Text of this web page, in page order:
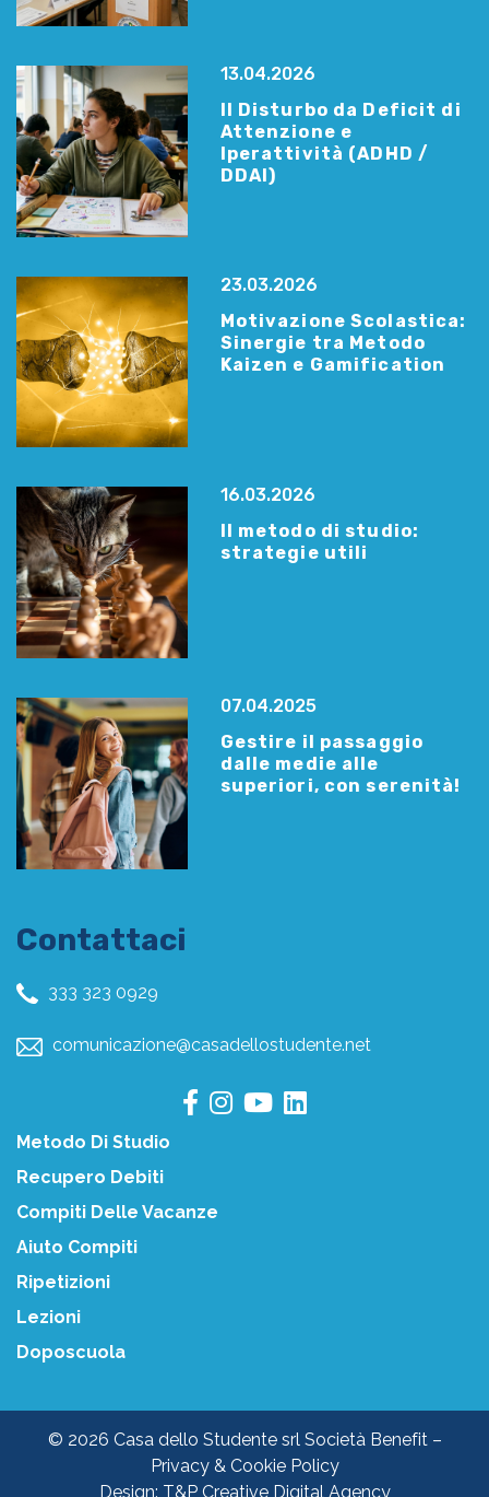
13.04.2026
Il Disturbo da Deficit di
Attenzione e
Iperattività (ADHD /
DDAI)
23.03.2026
Motivazione Scolastica:
Sinergie tra Metodo
Kaizen e Gamification
16.03.2026
Il metodo di studio:
strategie utili
07.04.2025
Gestire il passaggio
dalle medie alle
superiori, con serenità!
Contattaci
333 323 0929
comunicazione@casadellostudente.net
Metodo Di Studio
Recupero Debiti
Compiti Delle Vacanze
Aiuto Compiti
Ripetizioni
Lezioni
Doposcuola
© 2026 Casa dello Studente srl Società Benefit –
Privacy & Cookie Policy
Design: T&P Creative Digital Agency